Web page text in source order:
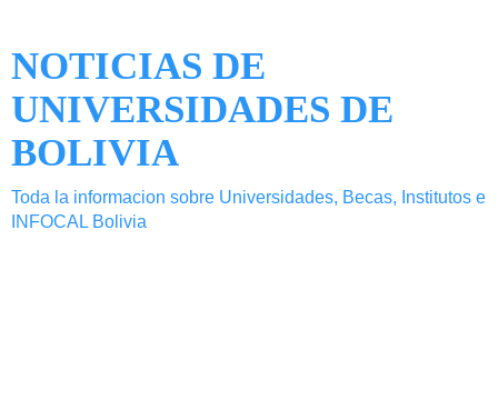
NOTICIAS DE
UNIVERSIDADES DE
BOLIVIA
Toda la informacion sobre Universidades, Becas, Institutos e
INFOCAL Bolivia